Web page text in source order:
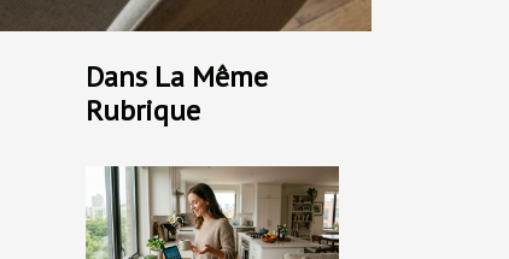
Dans La Même
Rubrique